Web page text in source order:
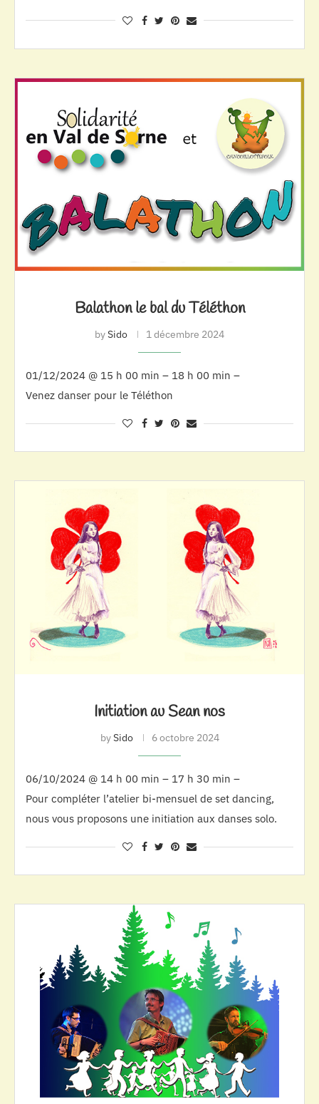
Balathon le bal du Téléthon
bySido 1 décembre 2024
01/12/2024 @ 15 h 00 min – 18 h 00 min –
Venez danser pour le Téléthon
Initiation au Sean nos
bySido 6 octobre 2024
06/10/2024 @ 14 h 00 min – 17 h 30 min –
Pour compléter l’atelier bi-mensuel de set dancing,
nous vous proposons une initiation aux danses solo.